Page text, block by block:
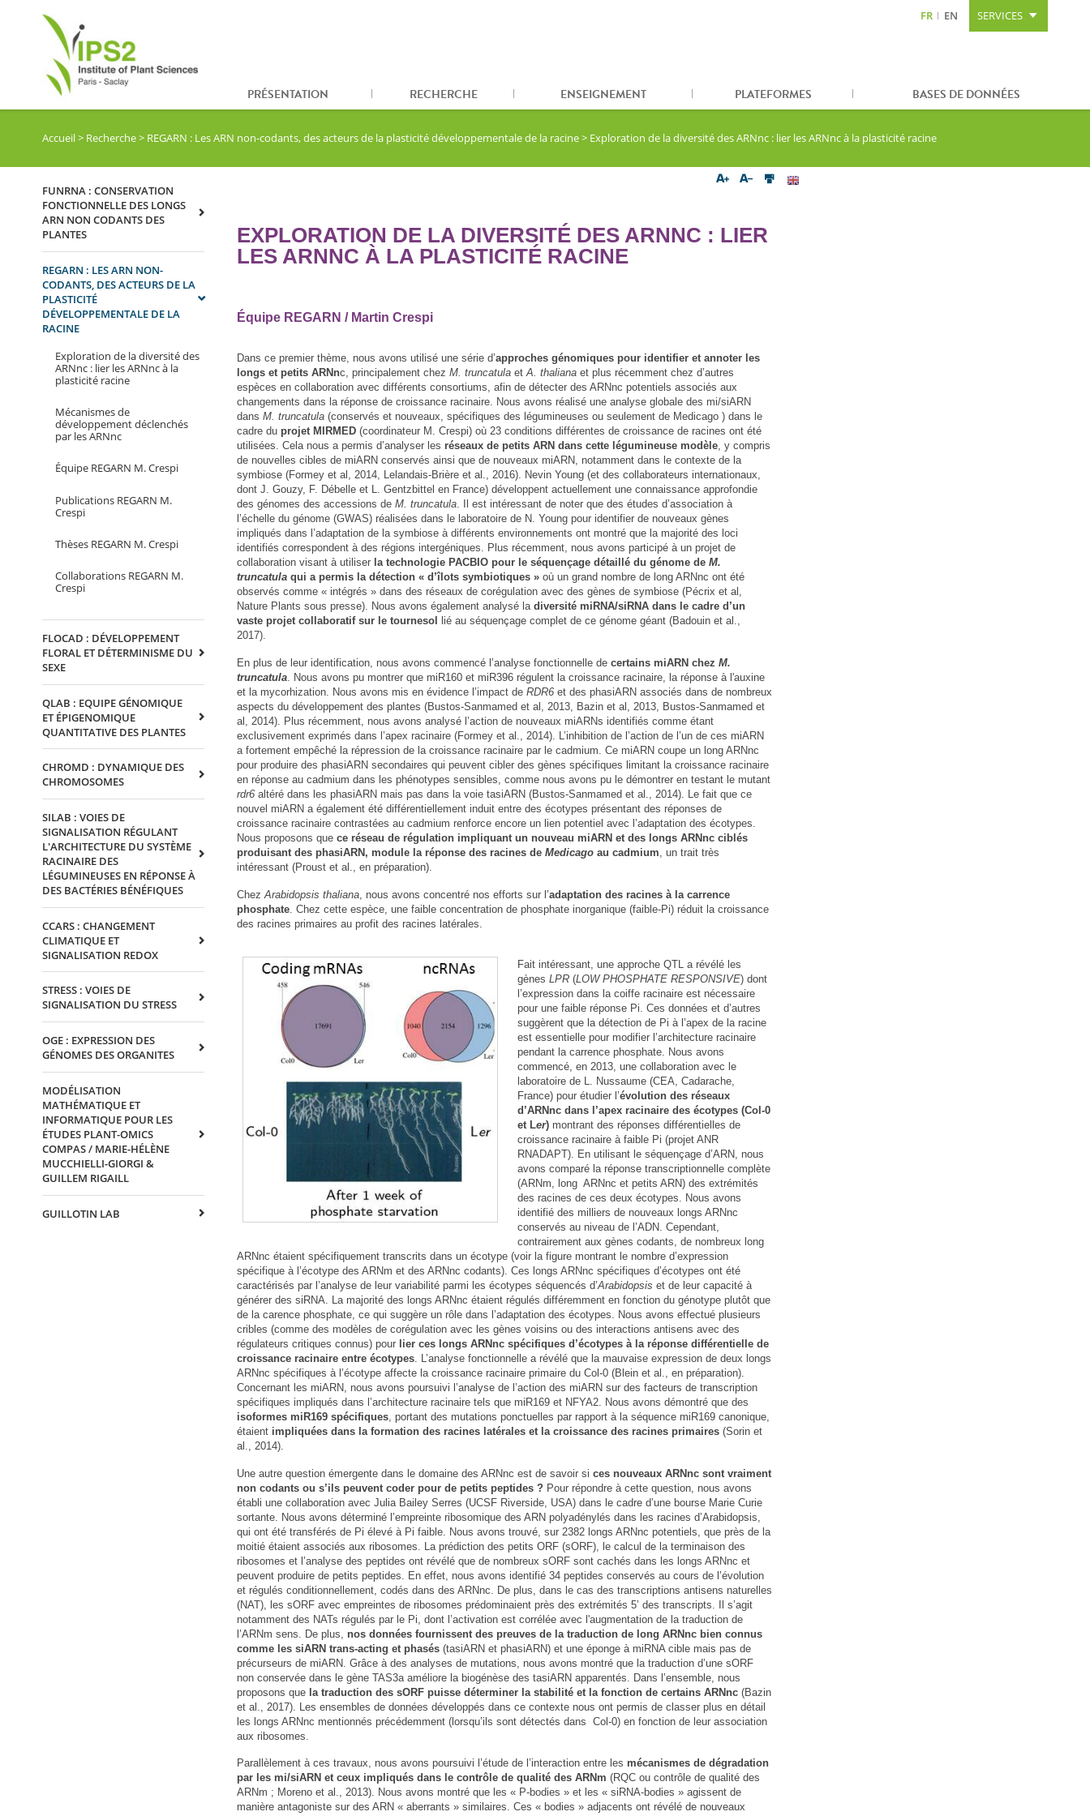
Aller à la recherche Plan du site
FR EN SERVICES
PRÉSENTATION RECHERCHE ENSEIGNEMENT PLATEFORMES BASES DE DONNÉES
Accueil> Recherche> REGARN : Les ARN non-codants, des acteurs de la plasticité développementale de la racine> Exploration de la diversité des ARNnc : lier les ARNnc à la plasticité racine
EXPLORATION DE LA DIVERSITÉ DES ARNNC : LIER
LES ARNNC À LA PLASTICITÉ RACINE
Équipe REGARN / Martin Crespi
Dans ce premier thème, nous avons utilisé une série d’approches génomiques pour identifier et annoter les
longs et petits ARNnc, principalement chez M. truncatulaetA. thalianaet plus récemment chez d’autres
espèces en collaboration avec différents consortiums, afin de détecter des ARNnc potentiels associés aux
changements dans la réponse de croissance racinaire. Nous avons réalisé une analyse globale des mi/siARN
dans M. truncatula(conservés et nouveaux, spécifiques des légumineuses ou seulement de Medicago ) dans le
cadre du projet MIRMED(coordinateur M. Crespi) où 23 conditions différentes de croissance de racines ont été
utilisées. Cela nous a permis d’analyser les réseaux de petits ARN dans cette légumineuse modèle, y compris
de nouvelles cibles de miARN conservés ainsi que de nouveaux miARN, notamment dans le contexte de la
symbiose (Formey et al, 2014, Lelandais-Brière et al., 2016). Nevin Young (et des collaborateurs internationaux,
dont J. Gouzy, F. Débelle et L. Gentzbittel en France) développent actuellement une connaissance approfondie
des génomes des accessions de M. truncatula. Il est intéressant de noter que des études d’association à
l’échelle du génome (GWAS) réalisées dans le laboratoire de N. Young pour identifier de nouveaux gènes
impliqués dans l’adaptation de la symbiose à différents environnements ont montré que la majorité des loci
identifiés correspondent à des régions intergéniques. Plus récemment, nous avons participé à un projet de
collaboration visant à utiliser la technologie PACBIO pour le séquençage détaillé du génome de M.
truncatulaqui a permis la détection « d’îlots symbiotiques »où un grand nombre de long ARNnc ont été
observés comme « intégrés » dans des réseaux de corégulation avec des gènes de symbiose (Pécrix et al,
Nature Plants sous presse). Nous avons également analysé la diversité miRNA/siRNA dans le cadre d’un
vaste projet collaboratif sur le tournesol
lié au séquençage complet de ce génome géant (Badouin et al.,
2017).
En plus de leur identification, nous avons commencé l’analyse fonctionnelle de certains miARN chez M.
truncatula. Nous avons pu montrer que miR160 et miR396 régulent la croissance racinaire, la réponse à l'auxine
et la mycorhization. Nous avons mis en évidence l’impact de RDR6et des phasiARN associés dans de nombreux
aspects du développement des plantes (Bustos-Sanmamed et al, 2013, Bazin et al, 2013, Bustos-Sanmamed et
al, 2014). Plus récemment, nous avons analysé l’action de nouveaux miARNs identifiés comme étant
exclusivement exprimés dans l’apex racinaire (Formey et al., 2014). L’inhibition de l’action de l’un de ces miARN
a fortement empêché la répression de la croissance racinaire par le cadmium. Ce miARN coupe un long ARNnc
pour produire des phasiARN secondaires qui peuvent cibler des gènes spécifiques limitant la croissance racinaire
en réponse au cadmium dans les phénotypes sensibles, comme nous avons pu le démontrer en testant le mutant
rdr6altéré dans les phasiARN mais pas dans la voie tasiARN (Bustos-Sanmamed et al., 2014). Le fait que ce
nouvel miARN a également été différentiellement induit entre des écotypes présentant des réponses de
croissance racinaire contrastées au cadmium renforce encore un lien potentiel avec l’adaptation des écotypes.
Nous proposons que ce réseau de régulation impliquant un nouveau miARN et des longs ARNnc ciblés
produisant des phasiARN, module la réponse des racines de Medicagoau cadmium, un trait très
intéressant (Proust et al., en préparation).
Chez Arabidopsis thaliana, nous avons concentré nos efforts sur l’adaptation des racines à la carrence
phosphate. Chez cette espèce, une faible concentration de phosphate inorganique (faible-Pi) réduit la croissance
des racines primaires au profit des racines latérales.
Fait intéressant, une approche QTL a révélé les
gènesLPR (LOW PHOSPHATE RESPONSIVE) dont
l’expression dans la coiffe racinaire est nécessaire
pour une faible réponse Pi. Ces données et d’autres
suggèrent que la détection de Pi à l’apex de la racine
est essentielle pour modifier l’architecture racinaire
pendant la carrence phosphate. Nous avons
commencé, en 2013, une collaboration avec le
laboratoire de L. Nussaume (CEA, Cadarache,
France) pour étudier l’évolution des réseaux
d’ARNnc dans l’apex racinaire des écotypes (Col-0
et Ler) montrant des réponses différentielles de
croissance racinaire à faible Pi (projet ANR
RNADAPT). En utilisant le séquençage d’ARN, nous
avons comparé la réponse transcriptionnelle complète
(ARNm, long ARNnc et petits ARN) des extrémités
des racines de ces deux écotypes. Nous avons
identifié des milliers de nouveaux longs ARNnc
conservés au niveau de l’ADN. Cependant,
contrairement aux gènes codants, de nombreux long
ARNnc étaient spécifiquement transcrits dans un écotype (voir la figure montrant le nombre d’expression
spécifique à l’écotype des ARNm et des ARNnc codants). Ces longs ARNnc spécifiques d’écotypes ont été
caractérisés par l’analyse de leur variabilité parmi les écotypes séquencés d’Arabidopsis et de leur capacité à
générer des siRNA. La majorité des longs ARNnc étaient régulés différemment en fonction du génotype plutôt que
de la carence phosphate, ce qui suggère un rôle dans l’adaptation des écotypes. Nous avons effectué plusieurs
cribles (comme des modèles de corégulation avec les gènes voisins ou des interactions antisens avec des
régulateurs critiques connus) pour lier ces longs ARNnc spécifiques d’écotypes à la réponse différentielle de
croissance racinaire entre écotypes. L’analyse fonctionnelle a révélé que la mauvaise expression de deux longs
ARNnc spécifiques à l’écotype affecte la croissance racinaire primaire du Col-0 (Blein et al., en préparation).
Concernant les miARN, nous avons poursuivi l’analyse de l’action des miARN sur des facteurs de transcription
spécifiques impliqués dans l’architecture racinaire tels que miR169 et NFYA2. Nous avons démontré que des
isoformes miR169 spécifiques, portant des mutations ponctuelles par rapport à la séquence miR169 canonique,
étaient impliquées dans la formation des racines latérales et la croissance des racines primaires(Sorin et
al., 2014).
Une autre question émergente dans le domaine des ARNnc est de savoir si ces nouveaux ARNnc sont vraiment
non codants ou s’ils peuvent coder pour de petits peptides ? Pour répondre à cette question, nous avons
établi une collaboration avec Julia Bailey Serres (UCSF Riverside, USA) dans le cadre d’une bourse Marie Curie
sortante. Nous avons déterminé l’empreinte ribosomique des ARN polyadénylés dans les racines d’Arabidopsis,
qui ont été transférés de Pi élevé à Pi faible. Nous avons trouvé, sur 2382 longs ARNnc potentiels, que près de la
moitié étaient associés aux ribosomes. La prédiction des petits ORF (sORF), le calcul de la terminaison des
ribosomes et l’analyse des peptides ont révélé que de nombreux sORF sont cachés dans les longs ARNnc et
peuvent produire de petits peptides. En effet, nous avons identifié 34 peptides conservés au cours de l’évolution
et régulés conditionnellement, codés dans des ARNnc. De plus, dans le cas des transcriptions antisens naturelles
(NAT), les sORF avec empreintes de ribosomes prédominaient près des extrémités 5’ des transcripts. Il s’agit
notamment des NATs régulés par le Pi, dont l’activation est corrélée avec l'augmentation de la traduction de
l’ARNm sens. De plus, nos données fournissent des preuves de la traduction de long ARNnc bien connus
comme les siARN trans-acting et phasés(tasiARN et phasiARN) et une éponge à miRNA cible mais pas de
précurseurs de miARN. Grâce à des analyses de mutations, nous avons montré que la traduction d’une sORF
non conservée dans le gène TAS3a améliore la biogénèse des tasiARN apparentés. Dans l’ensemble, nous
proposons que la traduction des sORF puisse déterminer la stabilité et la fonction de certains ARNnc(Bazin
et al., 2017). Les ensembles de données développés dans ce contexte nous ont permis de classer plus en détail
les longs ARNnc mentionnés précédemment (lorsqu’ils sont détectés dans Col-0) en fonction de leur association
aux ribosomes.
Parallèlement à ces travaux, nous avons poursuivi l’étude de l’interaction entre les mécanismes de dégradation
par les mi/siARN et ceux impliqués dans le contrôle de qualité des ARNm (RQC ou contrôle de qualité des
ARNm ; Moreno et al., 2013). Nous avons montré que les « P-bodies » et les « siRNA-bodies » agissent de
manière antagoniste sur des ARN « aberrants » similaires. Ces « bodies » adjacents ont révélé de nouveaux
FUNRNA : CONSERVATION
FONCTIONNELLE DES LONGS
ARN NON CODANTS DES
PLANTES
REGARN : LES ARN NON-
CODANTS, DES ACTEURS DE LA
PLASTICITÉ
DÉVELOPPEMENTALE DE LA
RACINE
Exploration de la diversité des
ARNnc : lier les ARNnc à la
plasticité racine
Mécanismes de
développement déclenchés
par les ARNnc
Équipe REGARN M. Crespi
Publications REGARN M.
Crespi
Thèses REGARN M. Crespi
Collaborations REGARN M.
Crespi
FLOCAD : DÉVELOPPEMENT
FLORAL ET DÉTERMINISME DU
SEXE
QLAB : EQUIPE GÉNOMIQUE
ET ÉPIGENOMIQUE
QUANTITATIVE DES PLANTES
CHROMD : DYNAMIQUE DES
CHROMOSOMES
SILAB : VOIES DE
SIGNALISATION RÉGULANT
L'ARCHITECTURE DU SYSTÈME
RACINAIRE DES
LÉGUMINEUSES EN RÉPONSE À
DES BACTÉRIES BÉNÉFIQUES
CCARS : CHANGEMENT
CLIMATIQUE ET
SIGNALISATION REDOX
STRESS : VOIES DE
SIGNALISATION DU STRESS
OGE : EXPRESSION DES
GÉNOMES DES ORGANITES
MODÉLISATION
MATHÉMATIQUE ET
INFORMATIQUE POUR LES
ÉTUDES PLANT-OMICS
COMPAS / MARIE-HÉLÈNE
MUCCHIELLI-GIORGI &
GUILLEM RIGAILL
GUILLOTIN LAB